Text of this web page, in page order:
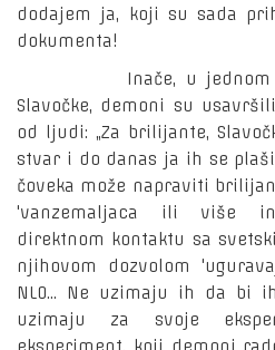
dodajem ja, koji su sada
dokumenta!
Inače, u jednom od
Slavočke, demoni su
od ljudi: „Za brilijante,
stvar i do danas ja ih se
čoveka može napraviti
'vanzemaljaca ili više
direktnom kontaktu sa
njihovom dozvolom
NLO... Ne uzimaju ih da
uzimaju za svoje